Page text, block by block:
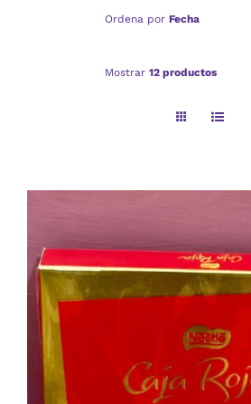
Politica de privacidadOrdena por Fecha
Mostrar 12 productos
AÑADIR AL CARRITO
DETALLES